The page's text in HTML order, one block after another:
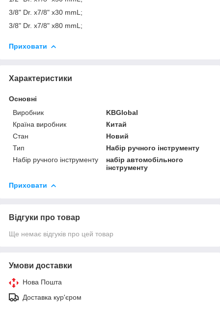
3/8" Dr. x7/8" x30 mmL;
3/8" Dr. x7/8" x80 mmL;
Приховати
Характеристики
Основні
Виробник
KBGlobal
Країна виробник
Китай
Стан
Новий
Тип
Набір ручного інструменту
Набір ручного інструменту
набір автомобільного
інструменту
Приховати
Відгуки про товар
Ще немає відгуків про цей товар
Умови доставки
Нова Пошта
Доставка кур'єром